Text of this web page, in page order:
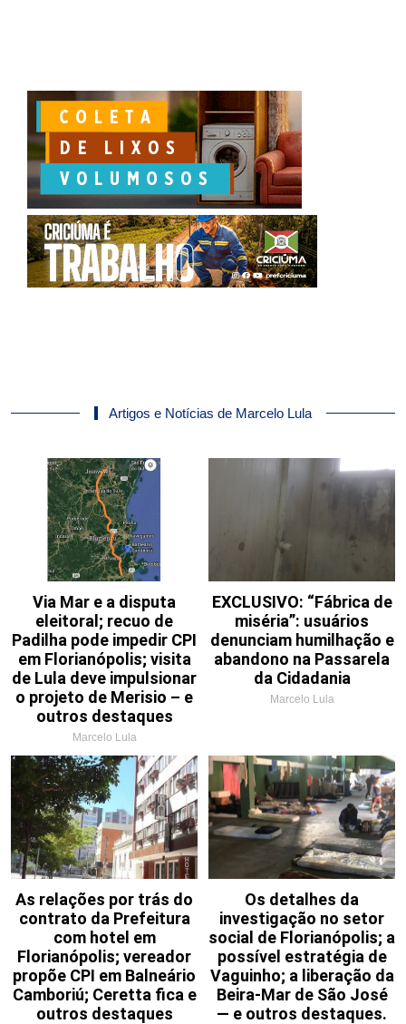
Artigos e Notícias de Marcelo Lula
Via Mar e a disputa
eleitoral; recuo de
Padilha pode impedir CPI
em Florianópolis; visita
de Lula deve impulsionar
o projeto de Merisio – e
outros destaques
Marcelo Lula
EXCLUSIVO: “Fábrica de
miséria”: usuários
denunciam humilhação e
abandono na Passarela
da Cidadania
Marcelo Lula
As relações por trás do
contrato da Prefeitura
com hotel em
Florianópolis; vereador
propõe CPI em Balneário
Camboriú; Ceretta fica e
outros destaques
Os detalhes da
investigação no setor
social de Florianópolis; a
possível estratégia de
Vaguinho; a liberação da
Beira-Mar de São José
— e outros destaques.